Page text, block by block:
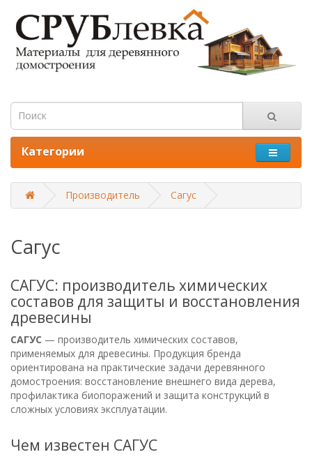
Категории
Производитель Сагус
Сагус
САГУС: производитель химических
составов для защиты и восстановления
древесины
САГУС — производитель химических составов,
применяемых для древесины. Продукция бренда
ориентирована на практические задачи деревянного
домостроения: восстановление внешнего вида дерева,
профилактика биопоражений и защита конструкций в
сложных условиях эксплуатации.
Чем известен САГУС